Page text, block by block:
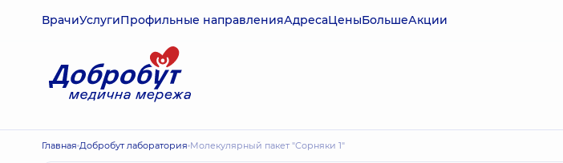
ВрачиУслугиПрофильные направленияАдресаЦеныБольшеАкции
Главная Добробут лаборатория Молекулярный пакет "Сорняки 1"